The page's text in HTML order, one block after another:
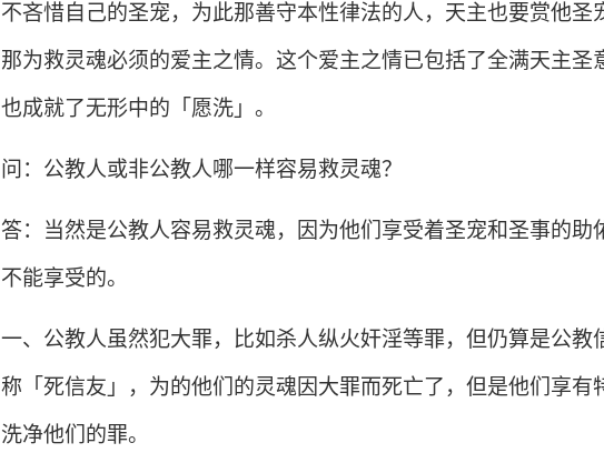
不吝惜自己的圣宠，为此那善守本性律法的人，天主也要赏他圣
那为救灵魂必须的爱主之情。这个爱主之情已包括了全满天主圣
也成就了无形中的「愿洗」。
问：公教人或非公教人哪一样容易救灵魂？
答：当然是公教人容易救灵魂，因为他们享受着圣宠和圣事的助
不能享受的。
一、公教人虽然犯大罪，比如杀人纵火奸淫等罪，但仍算是公教
称「死信友」，为的他们的灵魂因大罪而死亡了，但是他们享有
洗净他们的罪。